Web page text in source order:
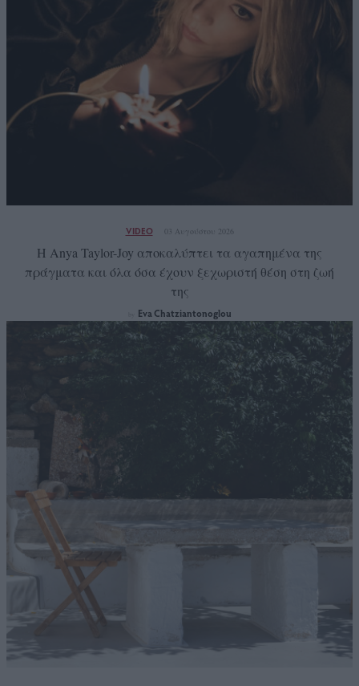
VIDEO 03 Αυγούστου 2026
Η Anya Taylor-Joy αποκαλύπτει τα αγαπημένα της
πράγματα και όλα όσα έχουν ξεχωριστή θέση στη ζωή
της
Eva Chatziantonoglou